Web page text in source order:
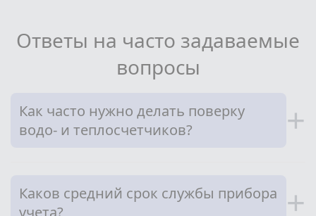
Ответы на часто задаваемые
вопросы
Как часто нужно делать поверку
водо- и теплосчетчиков?
+
Каков средний срок службы прибора
учета?
+